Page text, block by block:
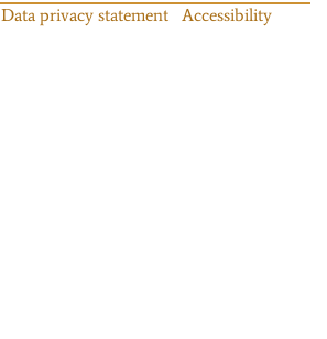
Data privacy statement
Accessibility